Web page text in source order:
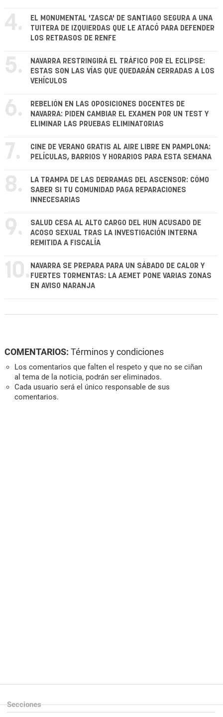
4.
EL MONUMENTAL 'ZASCA' DE SANTIAGO SEGURA A UNA
TUITERA DE IZQUIERDAS QUE LE ATACÓ PARA DEFENDER
LOS RETRASOS DE RENFE
5.
NAVARRA RESTRINGIRÁ EL TRÁFICO POR EL ECLIPSE:
ESTAS SON LAS VÍAS QUE QUEDARÁN CERRADAS A LOS
VEHÍCULOS
6.
REBELIÓN EN LAS OPOSICIONES DOCENTES DE
NAVARRA: PIDEN CAMBIAR EL EXAMEN POR UN TEST Y
ELIMINAR LAS PRUEBAS ELIMINATORIAS
7.
CINE DE VERANO GRATIS AL AIRE LIBRE EN PAMPLONA:
PELÍCULAS, BARRIOS Y HORARIOS PARA ESTA SEMANA
8.
LA TRAMPA DE LAS DERRAMAS DEL ASCENSOR: CÓMO
SABER SI TU COMUNIDAD PAGA REPARACIONES
INNECESARIAS
9.
SALUD CESA AL ALTO CARGO DEL HUN ACUSADO DE
ACOSO SEXUAL TRAS LA INVESTIGACIÓN INTERNA
REMITIDA A FISCALÍA
10. NAVARRA SE PREPARA PARA UN SÁBADO DE CALOR Y
FUERTES TORMENTAS: LA AEMET PONE VARIAS ZONAS
EN AVISO NARANJA
COMENTARIOS: Términos y condiciones
Los comentarios que falten el respeto y que no se ciñan
al tema de la noticia, podrán ser eliminados.
Cada usuario será el único responsable de sus
comentarios.
Secciones